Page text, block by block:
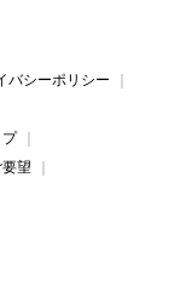
バシーポリシー
望